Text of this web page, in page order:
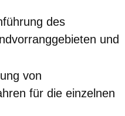
des
und
von
für die einzelnen